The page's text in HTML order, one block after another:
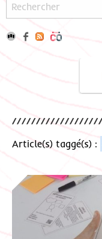
Article(s) taggé(s) :